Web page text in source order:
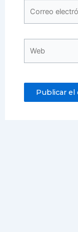
Correo
electrónico*
Web